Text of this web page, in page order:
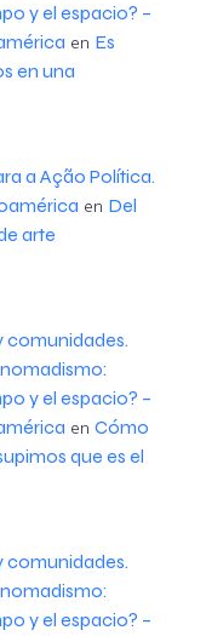
y el espacio? –
en Es
en una
a Ação Política.
en Del
arte
comunidades.
y el espacio? –
en Cómo
que es el
comunidades.
y el espacio? –